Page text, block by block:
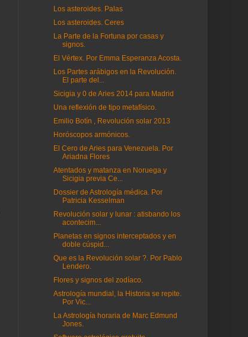
Los asteroides. Palas
Los asteroides. Ceres
La Parte de la Fortuna por casas y
signos.
El Vértex. Por Emma Esperanza Acosta.
Los Partes arábigos en la Revolución.
El parte del...
Sicigia y 0 de Aries 2014 para Madrid
Una reflexión de tipo metafísico.
Emilio Botín , Revolución solar 2013
Horóscopos armónicos.
El Cero de Aries para Venezuela. Por
Ariadna Flores
Atentados y matanza en Noruega y
Sicigia previa Ce...
Dossier de Astrología médica. Por
Patricia Kesselman
Revolución solar y lunar : atisbando los
acontecim...
Planetas en signos interceptados y en
doble cúspid...
Que es la Revolución solar ?. Por Pablo
Lendero.
Flores y signos del zodíaco.
Astrología mundial, la Historia se repite.
Por Vic...
La Astrología horaria de Marc Edmund
Jones.